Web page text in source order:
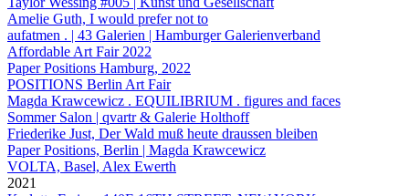
Amelie Guth, I would prefer not to
aufatmen . | 43 Galerien | Hamburger Galerienverband
Affordable Art Fair 2022
Paper Positions Hamburg, 2022
POSITIONS Berlin Art Fair
Magda Krawcewicz . EQUILIBRIUM . figures and faces
Sommer Salon | qvartr & Galerie Holthoff
Friederike Just, Der Wald muß heute draussen bleiben
Paper Positions, Berlin | Magda Krawcewicz
VOLTA, Basel, Alex Ewerth
2021